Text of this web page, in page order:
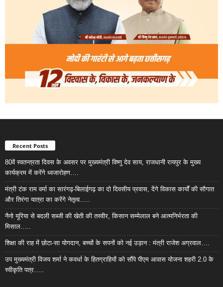
Recent Posts
80वें स्वतन्त्रता दिवस के अवसर पर मुख्यमंत्री विष्णु देव साय, राजधानी रायपुर के मुख्य
कार्यक्रम में करेंगे ध्वजारोहण….
मंत्री टंक राम वर्मा का सारंगढ़-बिलाईगढ़ का दो दिवसीय प्रवास, देंगे विकास कार्यों की सौगात
और तिरंगा यात्रा का करेंगे नेतृत्व…..
नैनो यूरिया से बदली सब्जी की खेती की तस्वीर, किसान सम्मेलाल बने आत्मनिर्भरता की
मिसाल…..
शिक्षा की राह में छोटा-सा योगदान, बच्चों के सपनों को नई उड़ान : मंत्री राजेश अग्रवाल….
उप मुख्यमंत्री विजय शर्मा ने कवर्धा के हितग्राहियों को सौंपे पीएम आवास योजना शहरी 2.0 के
स्वीकृति पत्र…..